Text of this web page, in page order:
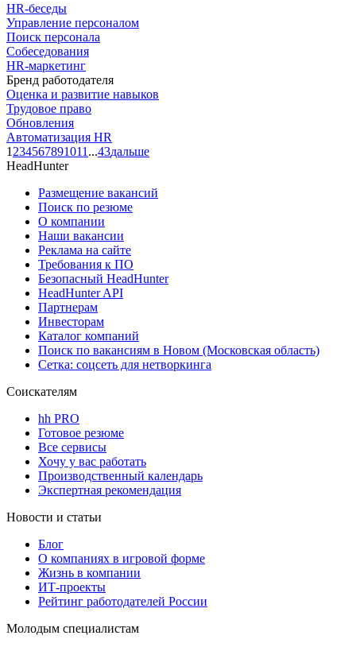
HR-беседы
Управление персоналом
Поиск персонала
Собеседования
HR-маркетинг
Бренд работодателя
Оценка и развитие навыков
Трудовое право
Обновления
Автоматизация HR
1 234567891011 ...43дальше
HeadHunter
Размещение вакансий
Поиск по резюме
О компании
Наши вакансии
Реклама на сайте
Требования к ПО
Безопасный HeadHunter
HeadHunter API
Партнерам
Инвесторам
Каталог компаний
Поиск по вакансиям в Новом (Московская область)
Сетка: соцсеть для нетворкинга
Соискателям
hh PRO
Готовое резюме
Все сервисы
Хочу у вас работать
Производственный календарь
Экспертная рекомендация
Новости и статьи
Блог
О компаниях в игровой форме
Жизнь в компании
ИТ-проекты
Рейтинг работодателей России
Молодым специалистам